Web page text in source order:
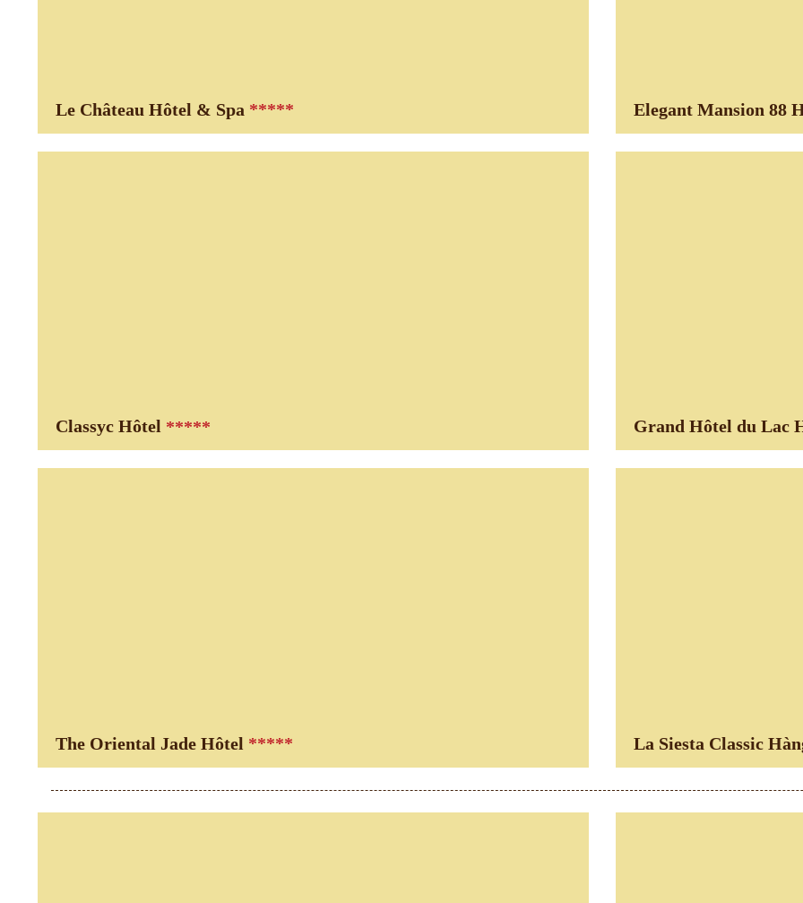
Le Château Hôtel & Spa ***** Elegant Mansion 88
Classyc Hôtel ***** Grand Hôtel du Lac
The Oriental Jade Hôtel ***** La Siesta Classic